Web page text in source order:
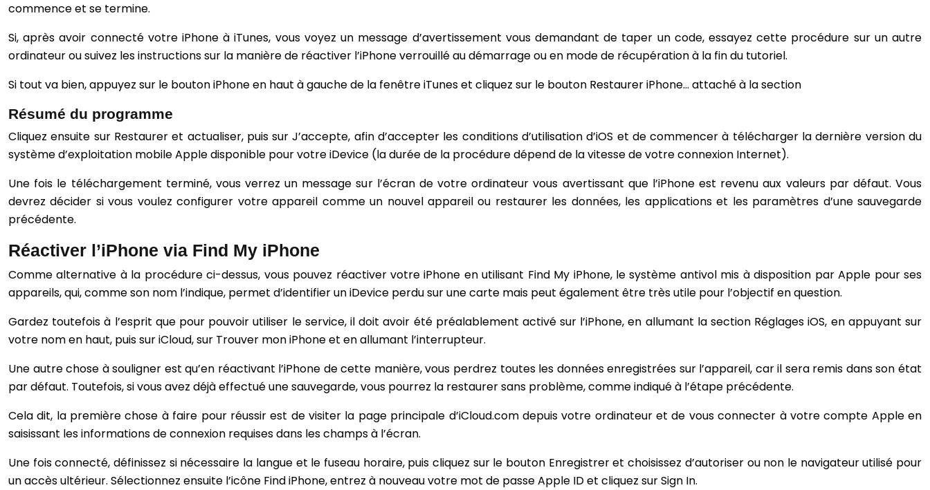
commence et se termine.
Si, après avoir connecté votre iPhone à iTunes, vous voyez un message d’avertissement vous demandant de taper un code, essayez cette procédure sur un autre
ordinateur ou suivez les instructions sur la manière de réactiver l’iPhone verrouillé au démarrage ou en mode de récupération à la fin du tutoriel.
Si tout va bien, appuyez sur le bouton iPhone en haut à gauche de la fenêtre iTunes et cliquez sur le bouton Restaurer iPhone… attaché à la section
Résumé du programme
Cliquez ensuite sur Restaurer et actualiser, puis sur J’accepte, afin d’accepter les conditions d’utilisation d’iOS et de commencer à télécharger la dernière version du
système d’exploitation mobile Apple disponible pour votre iDevice (la durée de la procédure dépend de la vitesse de votre connexion Internet).
Une fois le téléchargement terminé, vous verrez un message sur l’écran de votre ordinateur vous avertissant que l’iPhone est revenu aux valeurs par défaut. Vous
devrez décider si vous voulez configurer votre appareil comme un nouvel appareil ou restaurer les données, les applications et les paramètres d’une sauvegarde
précédente.
Réactiver l’iPhone via Find My iPhone
Comme alternative à la procédure ci-dessus, vous pouvez réactiver votre iPhone en utilisant Find My iPhone, le système antivol mis à disposition par Apple pour ses
appareils, qui, comme son nom l’indique, permet d’identifier un iDevice perdu sur une carte mais peut également être très utile pour l’objectif en question.
Gardez toutefois à l’esprit que pour pouvoir utiliser le service, il doit avoir été préalablement activé sur l’iPhone, en allumant la section Réglages iOS, en appuyant sur
votre nom en haut, puis sur iCloud, sur Trouver mon iPhone et en allumant l’interrupteur.
Une autre chose à souligner est qu’en réactivant l’iPhone de cette manière, vous perdrez toutes les données enregistrées sur l’appareil, car il sera remis dans son état
par défaut. Toutefois, si vous avez déjà effectué une sauvegarde, vous pourrez la restaurer sans problème, comme indiqué à l’étape précédente.
Cela dit, la première chose à faire pour réussir est de visiter la page principale d’iCloud.com depuis votre ordinateur et de vous connecter à votre compte Apple en
saisissant les informations de connexion requises dans les champs à l’écran.
Une fois connecté, définissez si nécessaire la langue et le fuseau horaire, puis cliquez sur le bouton Enregistrer et choisissez d’autoriser ou non le navigateur utilisé pour
un accès ultérieur. Sélectionnez ensuite l’icône Find iPhone, entrez à nouveau votre mot de passe Apple ID et cliquez sur Sign In.